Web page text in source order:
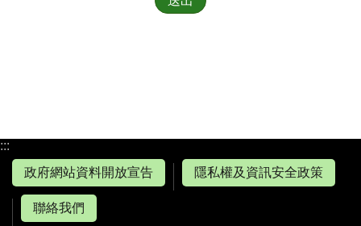
:::
政府網站資料開放宣告
隱私權及資訊安全政策
聯絡我們